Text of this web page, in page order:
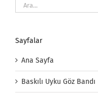
Ara:
Sayfalar
Ana Sayfa
Baskılı Uyku Göz Bandı